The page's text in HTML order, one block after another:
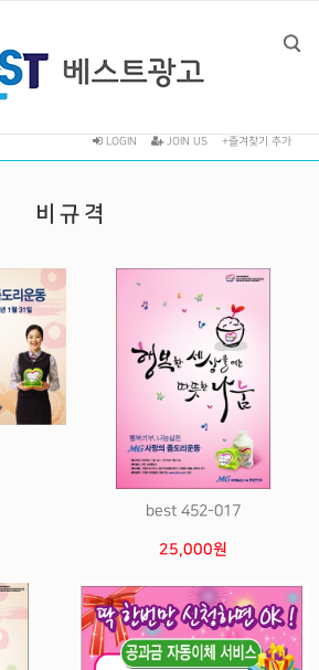
LOGIN JOIN US +즐겨찾기 추가
비규격
best 452-017
25,000원